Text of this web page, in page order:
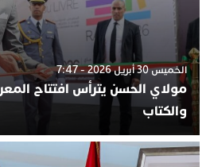
الخميس 30 أبريل 2026 - 7:47
مولاي الحسن يترأس افتتاح
والكتاب